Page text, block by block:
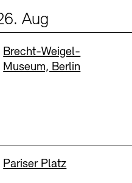
Aug
Standort
Brecht-Weigel-
Museum, Berlin
Standort
Pariser Platz